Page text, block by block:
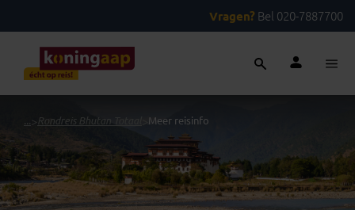
Vragen? Bel 020-7887700
...> Rondreis Bhutan Totaal >Meer reisinfo